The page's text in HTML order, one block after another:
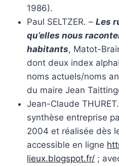
1986).
Paul SELTZER. –Les
qu’elles nous
habitants, Matot-
dont deux index
noms actuels/noms
du maire Jean
Jean-Claude
synthèse entreprise
2004 et réalisée dès
accessible en ligne
lieux.blogspot.fr/ ;